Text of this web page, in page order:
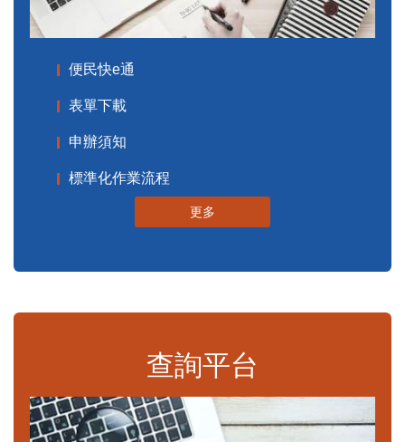
便民快e通
表單下載
申辦須知
標準化作業流程
更多
查詢平台